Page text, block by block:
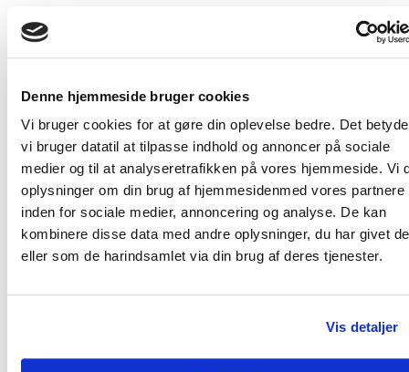
Denne hjemmeside bruger cookies
Vi bruger cookies for at gøre din oplevelse bedre. Det
vi bruger datatil at tilpasse indhold og annoncer på sociale
medier og til at analyseretrafikken på vores hjemmeside. Vi
oplysninger om din brug af hjemmesidenmed vores partnere
inden for sociale medier, annoncering og analyse. De kan
kombinere disse data med andre oplysninger, du har givet
eller som de harindsamlet via din brug af deres tjenester.
Vis detaljer
Med udgangspunkt i ansættelsen af en ny
generalsekretær blev organisationen optimeret,
vedtægterne opdateret og en ny strategi ”sammen
Samtidig fuldførte Mission Øst skiftet af
regnskabsprincip, så det flugter Danida og andre
store donorers ønske. I 2020 førte skiftet af
regnskabsprincip til en negativ egenkapital, men
allerede i 2021 blev det vendt til en positiv
egenkapital på over kr. 1.000.000. Denne udvikling
forventes at fortsætte i 2022.
Mission Øst er således bedre polstret til at imødegå
fremtidens udfordringer og møde akutte behov.